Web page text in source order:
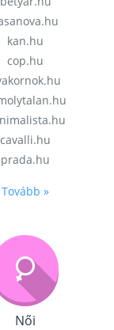
kan.hu
cop.hu
cavalli.hu
prada.hu
Tovább »
Női